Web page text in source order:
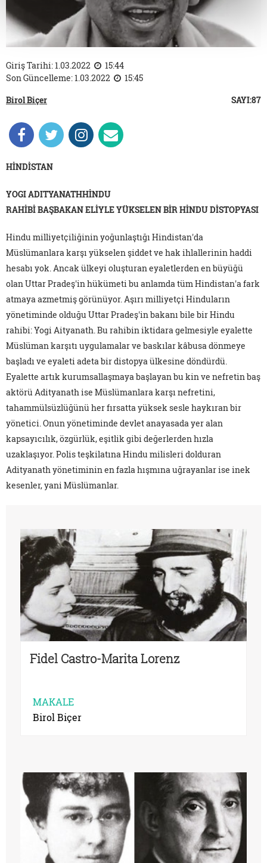
Giriş Tarihi: 1.03.2022
15:44
Son Güncelleme: 1.03.2022
15:45
Birol Biçer
SAYI:87
HİNDİSTAN
YOGI ADITYANATHHİNDU
RAHİBİ BAŞBAKAN ELİYLE YÜKSELEN BİR HİNDU DİSTOPYASI
Hindu milliyetçiliğinin yoğunlaştığı Hindistan'da
Müslümanlara karşı yükselen şiddet ve hak ihlallerinin haddi
hesabı yok. Ancak ülkeyi oluşturan eyaletlerden en büyüğü
olan Uttar Pradeş'in hükümeti bu anlamda tüm Hindistan'a fark
atmaya azmetmiş görünüyor. Aşırı milliyetçi Hinduların
yönetiminde olduğu Uttar Pradeş'in bakanı bile bir Hindu
rahibi: Yogi Aityanath. Bu rahibin iktidara gelmesiyle eyalette
Müslüman karşıtı uygulamalar ve baskılar kâbusa dönmeye
başladı ve eyaleti adeta bir distopya ülkesine döndürdü.
Eyalette artık kurumsallaşmaya başlayan bu kin ve nefretin baş
aktörü Adityanath ise Müslümanlara karşı nefretini,
tahammülsüzlüğünü her fırsatta yüksek sesle haykıran bir
yönetici. Onun yönetiminde devlet anayasada yer alan
kapsayıcılık, özgürlük, eşitlik gibi değerlerden hızla
uzaklaşıyor. Polis teşkilatına Hindu milisleri dolduran
Adityanath yönetiminin en fazla hışmına uğrayanlar ise inek
kesenler, yani Müslümanlar.
Fidel Castro-Marita Lorenz
MAKALE
Birol Biçer